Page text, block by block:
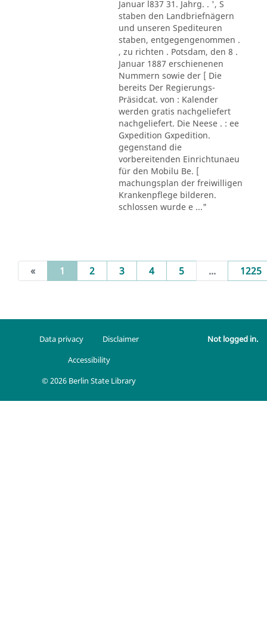
Januar l837 31. Jahrg. . ', S
staben den Landbriefnägern
und unseren Spediteuren
staben, entgegengenommen .
, zu richten . Potsdam, den 8 .
Januar 1887 erschienenen
Nummern sowie der [ Die
bereits Der Regierungs-
Präsidcat. von : Kalender
werden gratis nachgeliefert
nachgeliefert. Die Neese . : ee
Gxpedition Gxpedition.
gegenstand die
vorbereitenden Einrichtunaeu
für den Mobilu Be. [
machungsplan der freiwilligen
Krankenpflege bilderen.
schlossen wurde e ..."
« 1 (current)
2 3 4 5 ... 1225
Data privacy
Disclaimer
Accessibility
© 2026 Berlin State Library
Not logged in.